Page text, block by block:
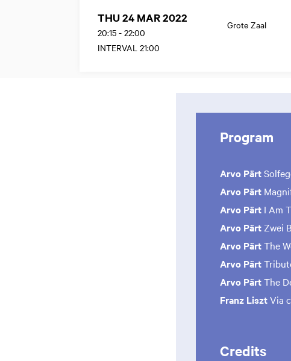
THU 24 MAR 2022
20:15 - 22:00
INTERVAL 21:00
Grote Zaal
Program
Arvo Pärt
Arvo Pärt
Arvo Pärt I Am
Arvo PärtZwei
Arvo PärtThe
Arvo Pärt
Arvo PärtThe
Franz LisztVia
Credits